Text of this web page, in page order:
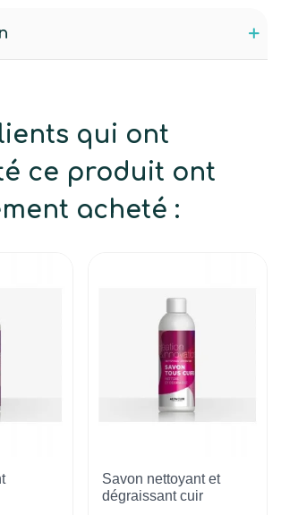
qui ont
ce produit ont
acheté :
Savon nettoyant et
dégraissant cuir